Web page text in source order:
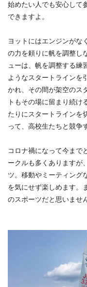
始めたい人でも安心して
できますよ。
ヨットにはエンジンがな
の力を頼りに帆を調整し
ューは、帆を調整する練
ようなスタートラインを
かれ、その間が架空のス
トもその場に留まり続け
たりにスタートラインを
って、高校生たちと競争
コロナ禍になって今まで
ークルも多くありますが
ツ。移動やミーティング
を気にせず楽しめます。
のスポーツだと思いませ